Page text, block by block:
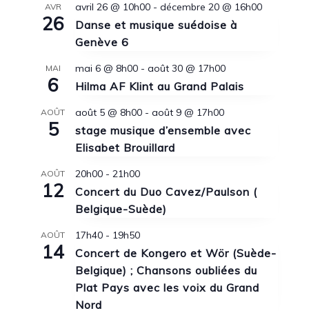
AVR
26
avril 26 @ 10h00- décembre 20 @ 16h00
Danse et musique suédoise à
Genève 6
MAI
6
mai 6 @ 8h00- août 30 @ 17h00
Hilma AF Klint au Grand Palais
AOÛT
5
août 5 @ 8h00- août 9 @ 17h00
stage musique d’ensemble avec
Elisabet Brouillard
AOÛT
12
20h00- 21h00
Concert du Duo Cavez/Paulson (
Belgique-Suède)
AOÛT
14
17h40- 19h50
Concert de Kongero et Wör (Suède-
Belgique) ; Chansons oubliées du
Plat Pays avec les voix du Grand
Nord